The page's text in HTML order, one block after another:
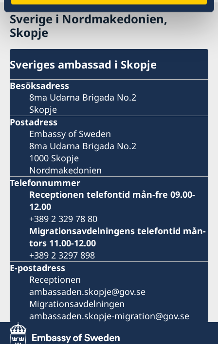
Sverige i Nordmakedonien,
Skopje
Sveriges ambassad i Skopje
Besöksadress
8ma Udarna Brigada No.2
Skopje
Postadress
Embassy of Sweden
8ma Udarna Brigada No.2
1000 Skopje
Nordmakedonien
Telefonnummer
Receptionen telefontid mån-fre 09.00-
12.00
+389 2 329 78 80
Migrationsavdelningens telefontid mån-
tors 11.00-12.00
+389 2 3297 898
E-postadress
Receptionen
ambassaden.skopje@gov.se
Migrationsavdelningen
ambassaden.skopje-migration@gov.se